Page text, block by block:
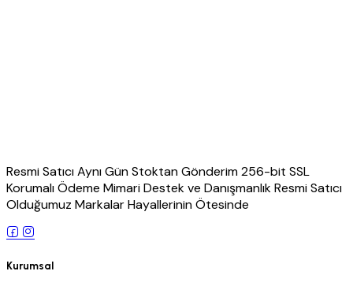
Resmi Satıcı Aynı Gün Stoktan Gönderim 256-bit SSL
Korumalı Ödeme Mimari Destek ve Danışmanlık Resmi Satıcı
Olduğumuz Markalar Hayallerinin Ötesinde
Kurumsal